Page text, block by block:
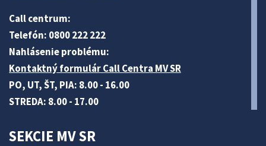
Call centrum:
Telefón: 0800 222 222
Nahlásenie problému:
Kontaktný formulár Call Centra MV SR
PO, UT, ŠT, PIA: 8.00 - 16.00
STREDA: 8.00 - 17.00
SEKCIE MV SR